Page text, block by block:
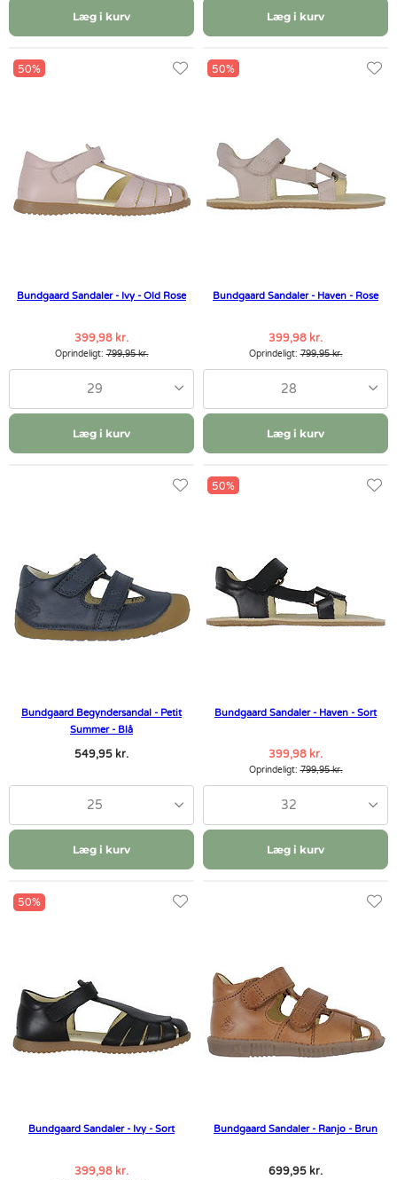
Læg i kurv Læg i kurv
50%
Bundgaard Sandaler - Ivy - Old Rose
399,98 kr.
Oprindeligt:799,95 kr.
29
Læg i kurv
50%
Bundgaard Sandaler - Haven - Rose
399,98 kr.
Oprindeligt:799,95 kr.
28
Læg i kurv
Bundgaard Begyndersandal - Petit
Summer - Blå
549,95 kr.
25
Læg i kurv
50%
Bundgaard Sandaler - Haven - Sort
399,98 kr.
Oprindeligt:799,95 kr.
32
Læg i kurv
50%
Bundgaard Sandaler - Ivy - Sort
399,98 kr.
Bundgaard Sandaler - Ranjo - Brun
699,95 kr.